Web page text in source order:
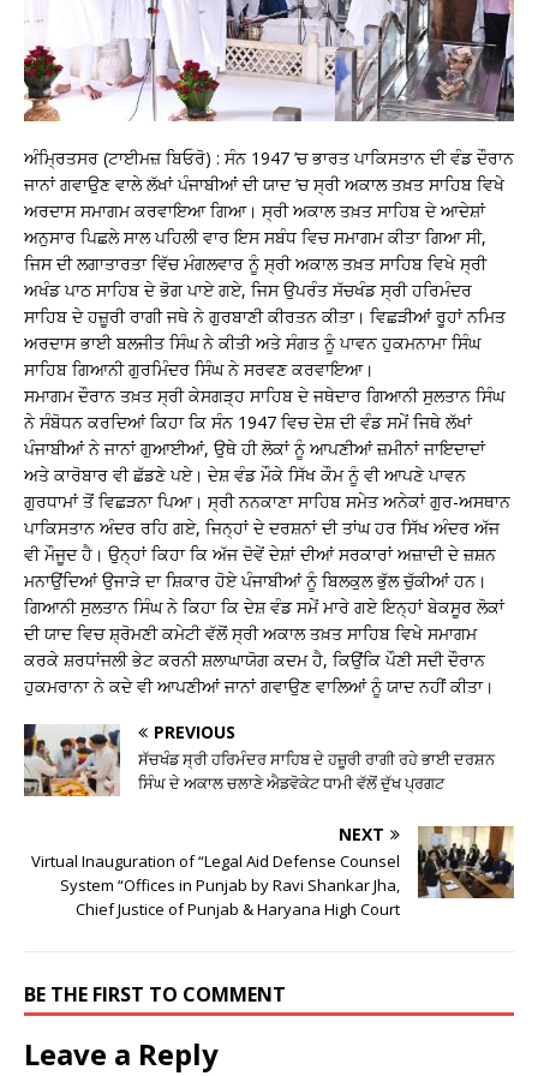
ਅੰਮ੍ਰਿਤਸਰ (ਟਾਈਮਜ਼ ਬਿਓਰੋ) : ਸੰਨ 1947 ’ਚ ਭਾਰਤ ਪਾਕਿਸਤਾਨ ਦੀ ਵੰਡ ਦੌਰਾਨ
ਜਾਨਾਂ ਗਵਾਉਣ ਵਾਲੇ ਲੱਖਾਂ ਪੰਜਾਬੀਆਂ ਦੀ ਯਾਦ ’ਚ ਸ੍ਰੀ ਅਕਾਲ ਤਖ਼ਤ ਸਾਹਿਬ ਵਿਖੇ
ਅਰਦਾਸ ਸਮਾਗਮ ਕਰਵਾਇਆ ਗਿਆ। ਸ੍ਰੀ ਅਕਾਲ ਤਖ਼ਤ ਸਾਹਿਬ ਦੇ ਆਦੇਸ਼ਾਂ
ਅਨੁਸਾਰ ਪਿਛਲੇ ਸਾਲ ਪਹਿਲੀ ਵਾਰ ਇਸ ਸਬੰਧ ਵਿਚ ਸਮਾਗਮ ਕੀਤਾ ਗਿਆ ਸੀ,
ਜਿਸ ਦੀ ਲਗਾਤਾਰਤਾ ਵਿੱਚ ਮੰਗਲਵਾਰ ਨੂੰ ਸ੍ਰੀ ਅਕਾਲ ਤਖ਼ਤ ਸਾਹਿਬ ਵਿਖੇ ਸ੍ਰੀ
ਅਖੰਡ ਪਾਠ ਸਾਹਿਬ ਦੇ ਭੋਗ ਪਾਏ ਗਏ, ਜਿਸ ਉਪਰੰਤ ਸੱਚਖੰਡ ਸ੍ਰੀ ਹਰਿਮੰਦਰ
ਸਾਹਿਬ ਦੇ ਹਜ਼ੂਰੀ ਰਾਗੀ ਜਥੇ ਨੇ ਗੁਰਬਾਣੀ ਕੀਰਤਨ ਕੀਤਾ। ਵਿਛੜੀਆਂ ਰੂਹਾਂ ਨਮਿਤ
ਅਰਦਾਸ ਭਾਈ ਬਲਜੀਤ ਸਿੰਘ ਨੇ ਕੀਤੀ ਅਤੇ ਸੰਗਤ ਨੂੰ ਪਾਵਨ ਹੁਕਮਨਾਮਾ ਸਿੰਘ
ਸਾਹਿਬ ਗਿਆਨੀ ਗੁਰਮਿੰਦਰ ਸਿੰਘ ਨੇ ਸਰਵਣ ਕਰਵਾਇਆ।
ਸਮਾਗਮ ਦੌਰਾਨ ਤਖ਼ਤ ਸ੍ਰੀ ਕੇਸਗੜ੍ਹ ਸਾਹਿਬ ਦੇ ਜਥੇਦਾਰ ਗਿਆਨੀ ਸੁਲਤਾਨ ਸਿੰਘ
ਨੇ ਸੰਬੋਧਨ ਕਰਦਿਆਂ ਕਿਹਾ ਕਿ ਸੰਨ 1947 ਵਿਚ ਦੇਸ਼ ਦੀ ਵੰਡ ਸਮੇਂ ਜਿਥੇ ਲੱਖਾਂ
ਪੰਜਾਬੀਆਂ ਨੇ ਜਾਨਾਂ ਗੁਆਈਆਂ, ਉਥੇ ਹੀ ਲੋਕਾਂ ਨੂੰ ਆਪਣੀਆਂ ਜ਼ਮੀਨਾਂ ਜਾਇਦਾਦਾਂ
ਅਤੇ ਕਾਰੋਬਾਰ ਵੀ ਛੱਡਣੇ ਪਏ। ਦੇਸ਼ ਵੰਡ ਮੌਕੇ ਸਿੱਖ ਕੌਮ ਨੂੰ ਵੀ ਆਪਣੇ ਪਾਵਨ
ਗੁਰਧਾਮਾਂ ਤੋਂ ਵਿਛੜਨਾ ਪਿਆ। ਸ੍ਰੀ ਨਨਕਾਣਾ ਸਾਹਿਬ ਸਮੇਤ ਅਨੇਕਾਂ ਗੁਰ-ਅਸਥਾਨ
ਪਾਕਿਸਤਾਨ ਅੰਦਰ ਰਹਿ ਗਏ, ਜਿਨ੍ਹਾਂ ਦੇ ਦਰਸ਼ਨਾਂ ਦੀ ਤਾਂਘ ਹਰ ਸਿੱਖ ਅੰਦਰ ਅੱਜ
ਵੀ ਮੌਜੂਦ ਹੈ। ਉਨ੍ਹਾਂ ਕਿਹਾ ਕਿ ਅੱਜ ਦੋਵੇਂ ਦੇਸ਼ਾਂ ਦੀਆਂ ਸਰਕਾਰਾਂ ਅਜ਼ਾਦੀ ਦੇ ਜ਼ਸ਼ਨ
ਮਨਾਉਂਦਿਆਂ ਉਜਾੜੇ ਦਾ ਸ਼ਿਕਾਰ ਹੋਏ ਪੰਜਾਬੀਆਂ ਨੂੰ ਬਿਲਕੁਲ ਭੁੱਲ ਚੁੱਕੀਆਂ ਹਨ।
ਗਿਆਨੀ ਸੁਲਤਾਨ ਸਿੰਘ ਨੇ ਕਿਹਾ ਕਿ ਦੇਸ਼ ਵੰਡ ਸਮੇਂ ਮਾਰੇ ਗਏ ਇਨ੍ਹਾਂ ਬੇਕਸੂਰ ਲੋਕਾਂ
ਦੀ ਯਾਦ ਵਿਚ ਸ਼੍ਰੋਮਣੀ ਕਮੇਟੀ ਵੱਲੋਂ ਸ੍ਰੀ ਅਕਾਲ ਤਖ਼ਤ ਸਾਹਿਬ ਵਿਖੇ ਸਮਾਗਮ
ਕਰਕੇ ਸ਼ਰਧਾਂਜਲੀ ਭੇਟ ਕਰਨੀ ਸ਼ਲਾਘਾਯੋਗ ਕਦਮ ਹੈ, ਕਿਉਂਕਿ ਪੌਣੀ ਸਦੀ ਦੌਰਾਨ
ਹੁਕਮਰਾਨਾ ਨੇ ਕਦੇ ਵੀ ਆਪਣੀਆਂ ਜਾਨਾਂ ਗਵਾਉਣ ਵਾਲਿਆਂ ਨੂੰ ਯਾਦ ਨਹੀਂ ਕੀਤਾ।
PREVIOUS
ਸੱਚਖੰਡ ਸ੍ਰੀ ਹਰਿਮੰਦਰ ਸਾਹਿਬ ਦੇ ਹਜ਼ੂਰੀ ਰਾਗੀ ਰਹੇ ਭਾਈ ਦਰਸ਼ਨ
ਸਿੰਘ ਦੇ ਅਕਾਲ ਚਲਾਣੇ ਐਡਵੋਕੇਟ ਧਾਮੀ ਵੱਲੋਂ ਦੁੱਖ ਪ੍ਰਗਟ
NEXT
Virtual Inauguration of “Legal Aid Defense Counsel
System “Offices in Punjab by Ravi Shankar Jha,
Chief Justice of Punjab & Haryana High Court
BE THE FIRST TO COMMENT
Leave a Reply